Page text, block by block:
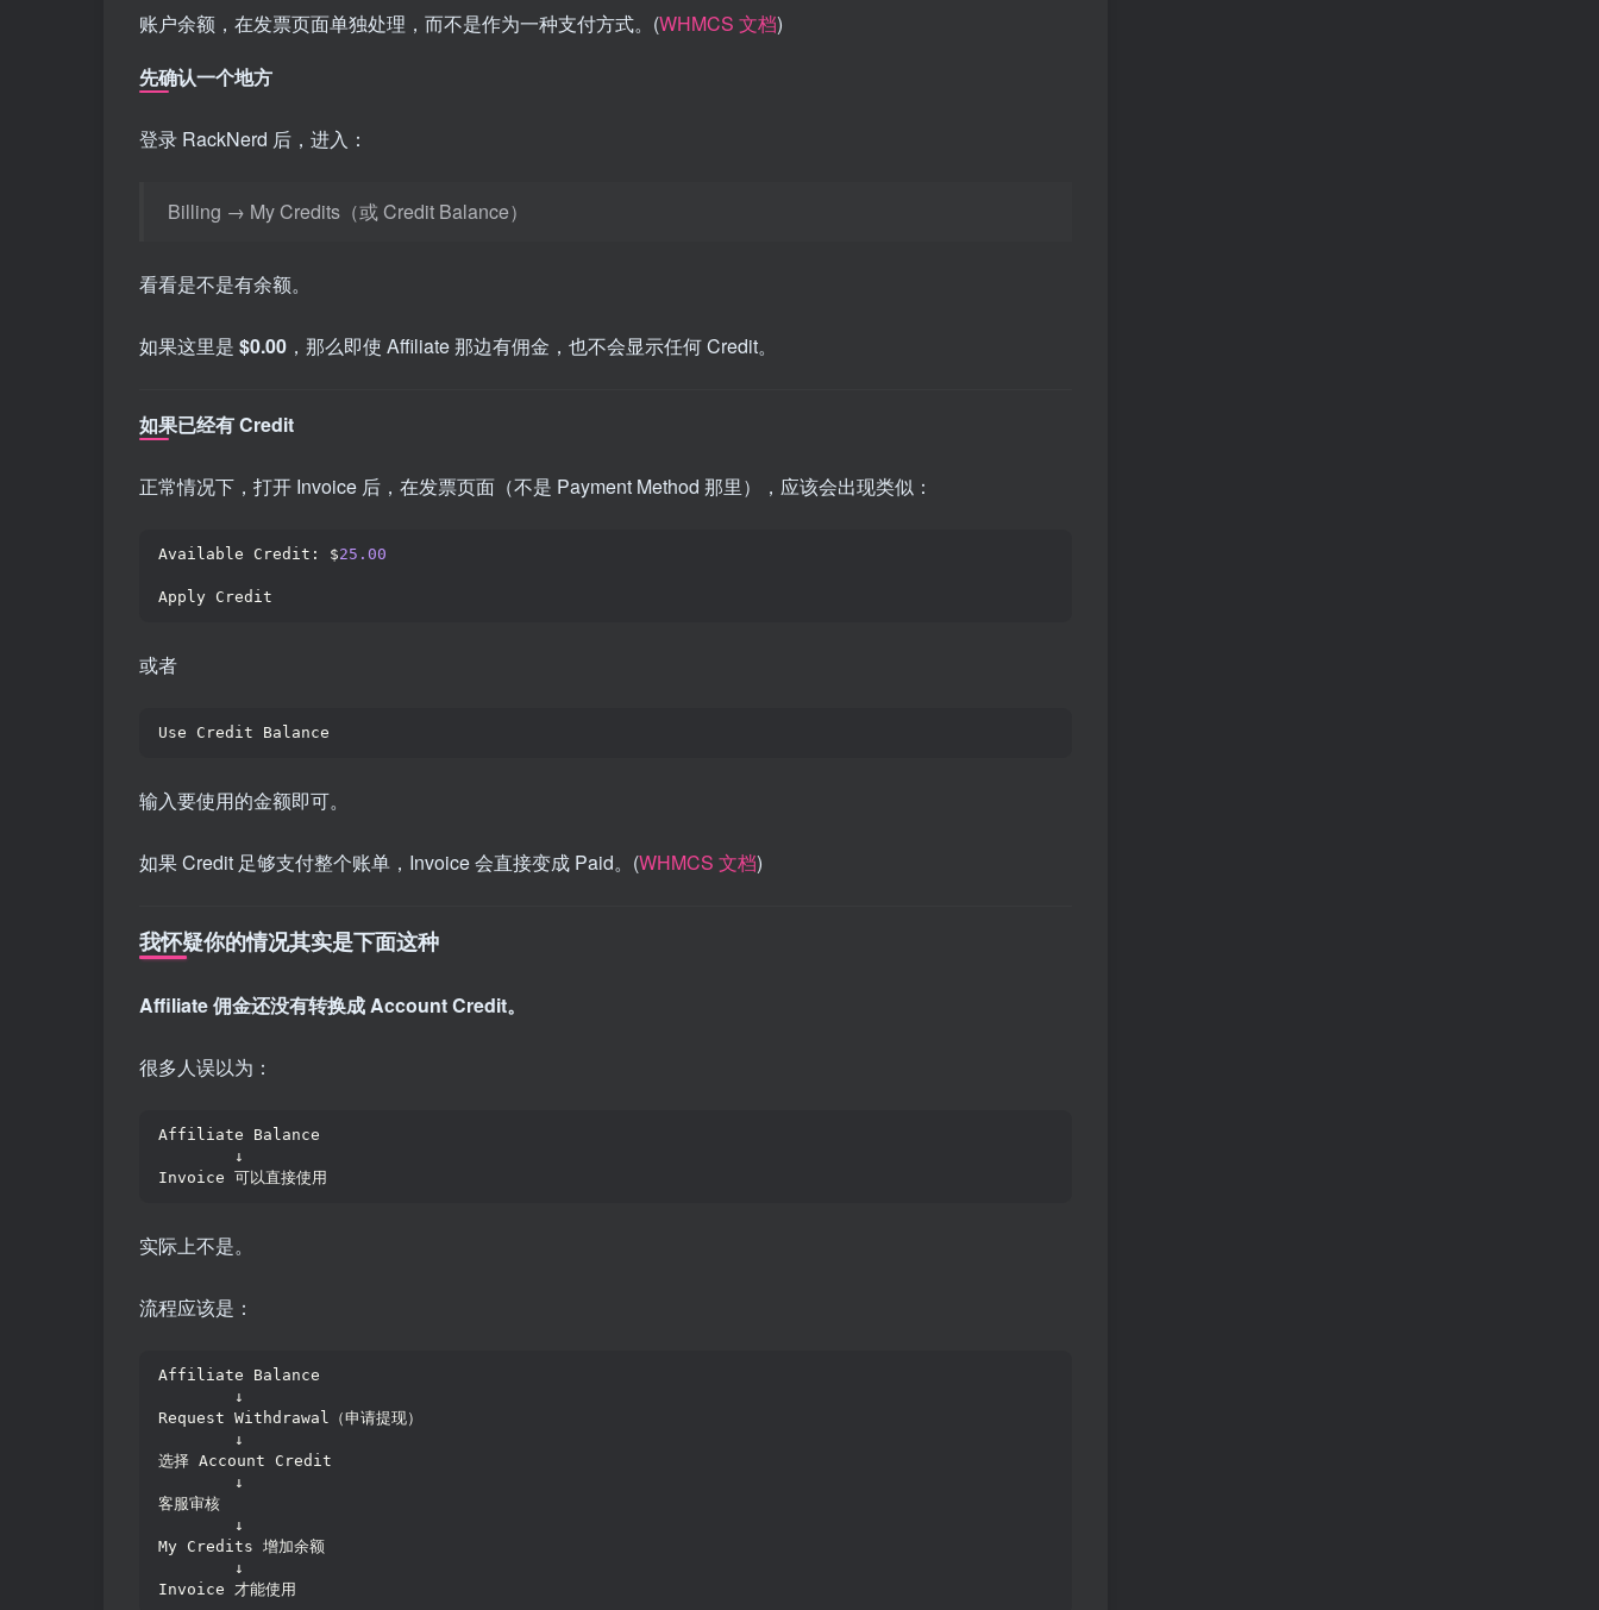
账户余额，在发票页面单独处理，而不是作为一种支付方式。(WHMCS 文档)
先确认一个地方
登录 RackNerd 后，进入：
Billing → My Credits（或 Credit Balance）
看看是不是有余额。
如果这里是 $0.00 ，那么即使 Affiliate 那边有佣金，也不会显示任何 Credit。
如果已经有 Credit
正常情况下，打开 Invoice 后，在发票页面（不是 Payment Method 那里），应该会出现类似：
Available Credit: $25.00
Apply Credit
或者
Use Credit Balance
输入要使用的金额即可。
如果 Credit 足够支付整个账单，Invoice 会直接变成 Paid。(WHMCS 文档)
我怀疑你的情况其实是下面这种
Affiliate 佣金还没有转换成 Account Credit。
很多人误以为：
Affiliate Balance
        ↓
Invoice 可以直接使用
实际上不是。
流程应该是：
Affiliate Balance
        ↓
Request Withdrawal（申请提现）
        ↓
选择 Account Credit
        ↓
客服审核
        ↓
My Credits 增加余额
        ↓
Invoice 才能使用